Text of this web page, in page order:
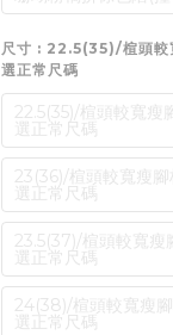
尺寸 : 22.5(35)/楦頭較
選正常尺碼
22.5(35)/楦頭較寬瘦
選正常尺碼
23(36)/楦頭較寬瘦腳
選正常尺碼
23.5(37)/楦頭較寬瘦
選正常尺碼
24(38)/楦頭較寬瘦
選正常尺碼